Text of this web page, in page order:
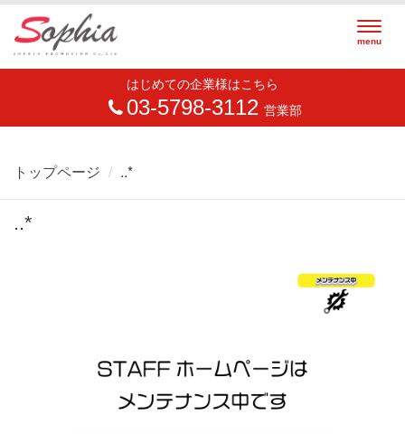
menu
はじめての企業様はこちら
03-5798-3112 営業部
トップページ ..*
..*